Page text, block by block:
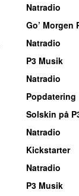
Natradio
Go’ Morgen
Natradio
P3 Musik
Natradio
Popdatering
Solskin på
Natradio
Kickstarter
Natradio
P3 Musik